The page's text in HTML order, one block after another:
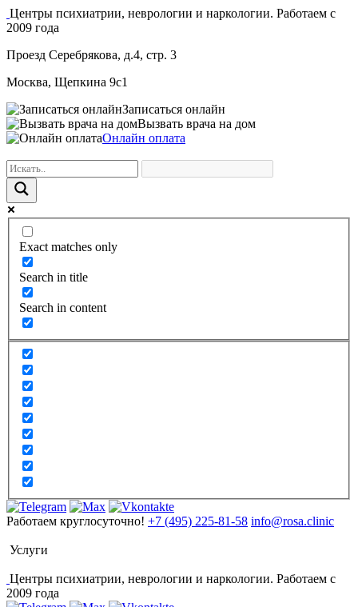
Центры психиатрии, неврологии и наркологии. Работаем с
2009 года
Проезд Серебрякова, д.4, стр. 3
Москва, Щепкина 9с1
Записаться онлайн
Вызвать врача на дом
Онлайн оплата
Exact matches only
Search in title
Search in content
Работаем круглосуточно! +7 (495) 225-81-58 info@rosa.clinic
Услуги
Центры психиатрии, неврологии и наркологии. Работаем с
2009 года